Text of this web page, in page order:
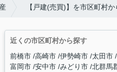
【戸建(売買)】を市区町村か
近くの市区町村から探す
前橋市 高崎市 伊勢崎市 太田市
富岡市 安中市 みどり市 北群馬